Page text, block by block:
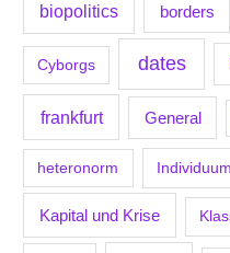
biopolitics borders
Cyborgs dates
frankfurt General
heteronorm Individuum
Kapital und Krise